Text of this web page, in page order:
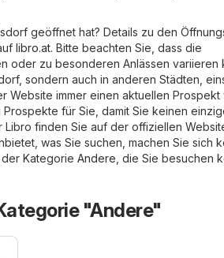
geöffnet hat? Details zu den
libro.at. Bitte beachten Sie, dass die
oder zu besonderen Anlässen variieren
sondern auch in anderen Städten,
Website immer einen aktuellen Prospekt
für Sie, damit Sie keinen
finden Sie auf der offiziellen
was Sie suchen, machen Sie sich
Kategorie Andere , die Sie besuchen
"Andere"